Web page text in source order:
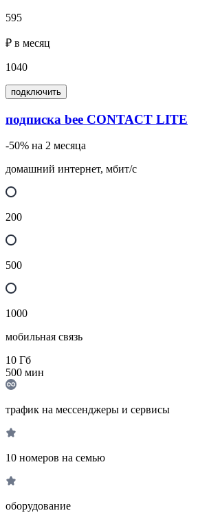
595
₽ в месяц
1040
подключить
подписка bee CONTACT LITE
-50% на 2 месяца
домашний интернет, мбит/с
200
500
1000
мобильная связь
10 Гб
500 мин
трафик на мессенджеры и сервисы
10 номеров на семью
оборудование